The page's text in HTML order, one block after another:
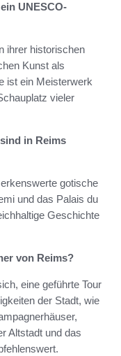
UNESCO-
ihrer historischen
Kunst als
ist ein Meisterwerk
vieler
in Reims
gotische
und das Palais du
Geschichte
von Reims?
eine geführte Tour
der Stadt, wie
Altstadt und das